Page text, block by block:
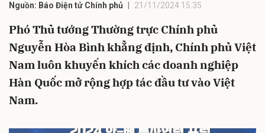
Nguồn: Báo Điện tử Chính phủ 21/11/2024 15:35
Phó Thủ tướng Thường trực Chính phủ
Nguyễn Hòa Bình khẳng định, Chính phủ Việt
Nam luôn khuyến khích các doanh nghiệp
Hàn Quốc mở rộng hợp tác đầu tư vào Việt
Nam.
Hủy